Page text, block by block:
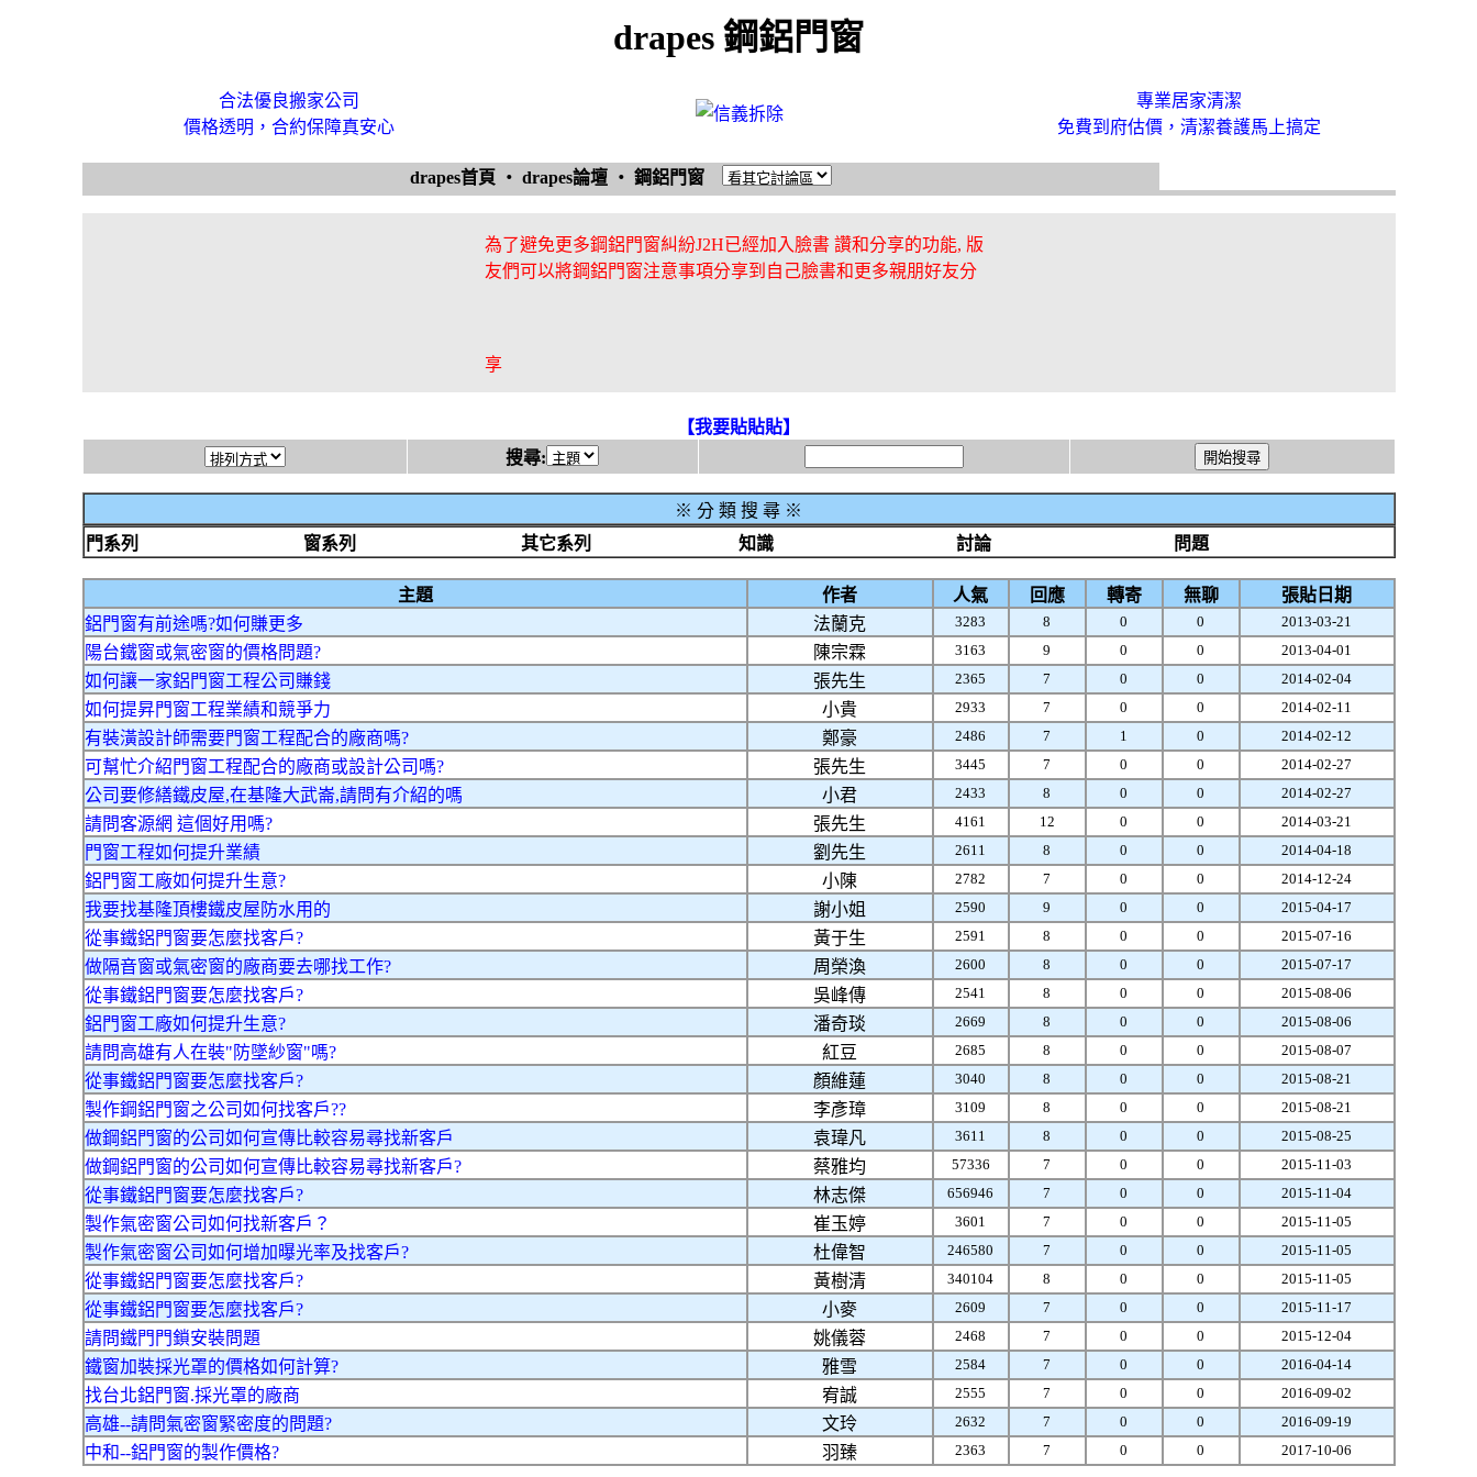
drapes 鋼鋁門窗
合法優良搬家公司
價格透明，合約保障真安心
專業居家清潔
免費到府估價，清潔養護馬上搞定
drapes首頁 ‧ drapes論壇 ‧ 鋼鋁門窗
為了避免更多鋼鋁門窗糾紛J2H已經加入臉書 讚和分享的功能, 版
友們可以將鋼鋁門窗注意事項分享到自己臉書和更多親朋好友分
享
【我要貼貼貼】
搜尋:
※ 分 類 搜 尋 ※
門系列
窗系列 其它系列 知識 討論 問題
主題 作者 人氣 回應 轉寄 無聊
張貼日期
鋁門窗有前途嗎?如何賺更多
法蘭克 3283 8 0 0 2013-03-21
陽台鐵窗或氣密窗的價格問題? 陳宗霖 3163 9 0 0 2013-04-01
如何讓一家鋁門窗工程公司賺錢 張先生 2365 7 0 0 2014-02-04
如何提昇門窗工程業績和競爭力 小貴 2933 7 0 0 2014-02-11
有裝潢設計師需要門窗工程配合的廠商嗎? 鄭豪 2486 7 1 0 2014-02-12
可幫忙介紹門窗工程配合的廠商或設計公司嗎? 張先生 3445 7 0 0 2014-02-27
公司要修繕鐵皮屋,在基隆大武崙,請問有介紹的嗎 小君 2433 8 0 0 2014-02-27
請問客源網 這個好用嗎? 張先生 4161 12 0 0 2014-03-21
門窗工程如何提升業績 劉先生 2611 8 0 0 2014-04-18
鋁門窗工廠如何提升生意? 小陳 2782 7 0 0 2014-12-24
我要找基隆頂樓鐵皮屋防水用的 謝小姐 2590 9 0 0 2015-04-17
從事鐵鋁門窗要怎麼找客戶? 黃于生 2591 8 0 0 2015-07-16
做隔音窗或氣密窗的廠商要去哪找工作? 周榮渙 2600 8 0 0 2015-07-17
從事鐵鋁門窗要怎麼找客戶? 吳峰傳 2541 8 0 0 2015-08-06
鋁門窗工廠如何提升生意? 潘奇琰 2669 8 0 0 2015-08-06
請問高雄有人在裝"防墜紗窗"嗎? 紅豆 2685 8 0 0 2015-08-07
從事鐵鋁門窗要怎麼找客戶? 顏維蓮 3040 8 0 0 2015-08-21
製作鋼鋁門窗之公司如何找客戶?? 李彥璋 3109 8 0 0 2015-08-21
做鋼鋁門窗的公司如何宣傳比較容易尋找新客戶 袁瑋凡 3611 8 0 0 2015-08-25
做鋼鋁門窗的公司如何宣傳比較容易尋找新客戶? 蔡雅均 57336 7 0 0 2015-11-03
從事鐵鋁門窗要怎麼找客戶? 林志傑 656946 7 0 0 2015-11-04
製作氣密窗公司如何找新客戶？ 崔玉婷 3601 7 0 0 2015-11-05
製作氣密窗公司如何增加曝光率及找客戶? 杜偉智 246580 7 0 0 2015-11-05
從事鐵鋁門窗要怎麼找客戶? 黃樹清 340104 8 0 0 2015-11-05
從事鐵鋁門窗要怎麼找客戶? 小麥 2609 7 0 0 2015-11-17
請問鐵門門鎖安裝問題 姚儀蓉 2468 7 0 0 2015-12-04
鐵窗加裝採光罩的價格如何計算? 雅雪 2584 7 0 0 2016-04-14
找台北鋁門窗.採光罩的廠商 宥誠 2555 7 0 0 2016-09-02
高雄--請問氣密窗緊密度的問題? 文玲 2632 7 0 0 2016-09-19
中和--鋁門窗的製作價格? 羽臻 2363 7 0 0 2017-10-06